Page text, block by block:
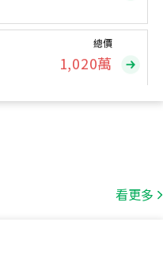
總價
1,020萬
看更多